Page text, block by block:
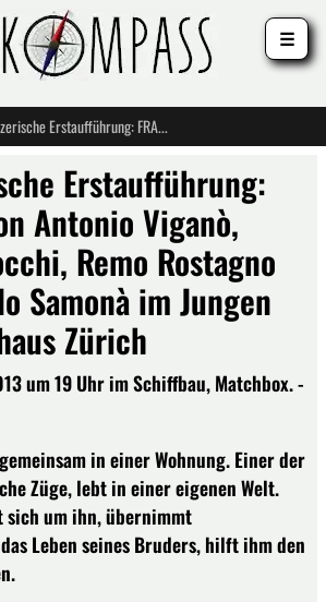
Schweizerische Erstaufführung: FRATELLI von Antonio Viganò, Michele Fiocchi, Remo Rostagno und Carmelo Samonà im Jungen Schauspielhaus Zürich
Erstaufführung:
Antonio Viganò,
Remo Rostagno
Samonà im Jungen
Zürich
um 19 Uhr im Schiffbau, Matchbox. -
in einer Wohnung. Einer der
Züge, lebt in einer eigenen Welt.
sich um ihn, übernimmt
Leben seines Bruders, hilft ihm den
☰